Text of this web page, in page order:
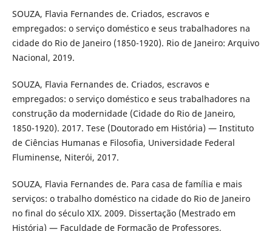
SOUZA, Flavia Fernandes de. Criados, escravos e
empregados: o serviço doméstico e seus trabalhadores na
cidade do Rio de Janeiro (1850-1920). Rio de Janeiro: Arquivo
Nacional, 2019.
SOUZA, Flavia Fernandes de. Criados, escravos e
empregados: o serviço doméstico e seus trabalhadores na
construção da modernidade (Cidade do Rio de Janeiro,
1850-1920). 2017. Tese (Doutorado em História) — Instituto
de Ciências Humanas e Filosofia, Universidade Federal
Fluminense, Niterói, 2017.
SOUZA, Flavia Fernandes de. Para casa de família e mais
serviços: o trabalho doméstico na cidade do Rio de Janeiro
no final do século XIX. 2009. Dissertação (Mestrado em
História) — Faculdade de Formação de Professores,